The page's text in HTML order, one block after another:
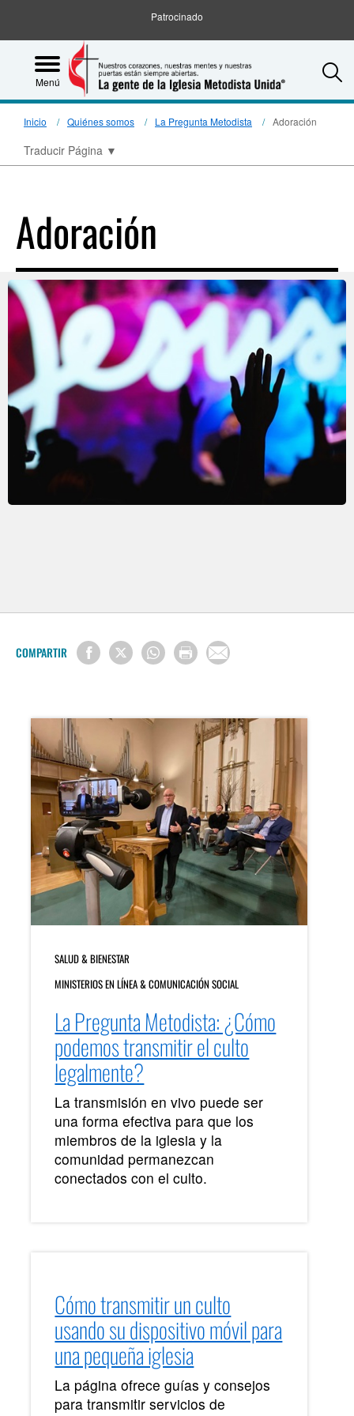
Patrocinado
Menú
Inicio Quiénes somos La Pregunta Metodista Adoración
Traducir Página ▼
Adoración
COMPARTIR
SALUD & BIENESTAR
MINISTERIOS EN LÍNEA & COMUNICACIÓN SOCIAL
La Pregunta Metodista: ¿Cómo
podemos transmitir el culto
legalmente?
La transmisión en vivo puede ser
una forma efectiva para que los
miembros de la iglesia y la
comunidad permanezcan
conectados con el culto.
Cómo transmitir un culto
usando su dispositivo móvil para
una pequeña iglesia
La página ofrece guías y consejos
para transmitir servicios de